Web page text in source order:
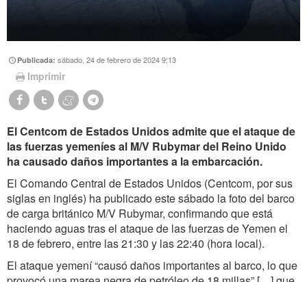
Publicada:sábado, 24 de febrero de 2024 9:13
Imprimir
El Centcom de Estados Unidos admite que el ataque de
las fuerzas yemeníes al M/V Rubymar del Reino Unido
ha causado daños importantes a la embarcación.
El Comando Central de Estados Unidos (Centcom, por sus
siglas en inglés) ha publicado este sábado la foto del barco
de carga británico M/V Rubymar, confirmando que está
haciendo aguas tras el ataque de las fuerzas de Yemen el
18 de febrero, entre las 21:30 y las 22:40 (hora local).
El ataque yemení “causó daños importantes al barco, lo que